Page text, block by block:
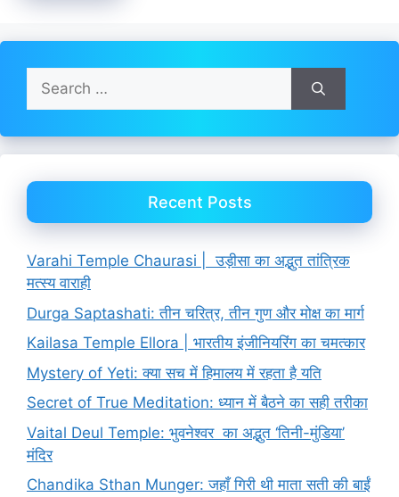
Search
for:
Recent Posts
Varahi Temple Chaurasi | उड़ीसा का अद्भुत तांत्रिक
मत्स्य वाराही
Durga Saptashati: तीन चरित्र, तीन गुण और मोक्ष का मार्ग
Kailasa Temple Ellora | भारतीय इंजीनियरिंग का चमत्कार
Mystery of Yeti: क्या सच में हिमालय में रहता है यति
Secret of True Meditation: ध्यान में बैठने का सही तरीका
Vaital Deul Temple: भुवनेश्वर का अद्भुत ‘तिनी-मुंडिया’
मंदिर
Chandika Sthan Munger: जहाँ गिरी थी माता सती की बाईं